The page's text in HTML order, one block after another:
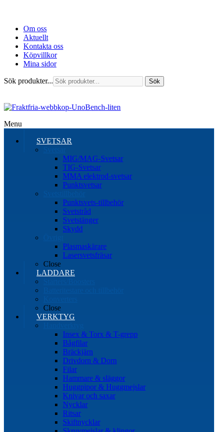
Om oss
Aktuellt
Kontakta oss
Köpvillkor
Mina sidor
Sök produkter... Sök
Menu
SVETSAR
MIG/MAG-Svetsar
TIG-Svetsar
MMA elektrod-svetsar
Punktsvetsar
Punktsvets-tillbehör
Svetstråd
Svetstänger
Skydd
Plasmaskärare
Lasersvetsfräsar
Close
LADDARE
Close
VERKTYG
Insex & Torx & T-grepp
Bågfilar
Bräckjärn
Drivdorn & Dorn
Filar
Hammare & släggor
Huggpipor & Huggmejslar
Knivar och saxar
Nycklar
Ritsar
Skiftnycklar